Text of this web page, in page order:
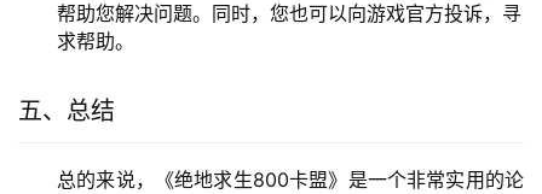
帮助您解决问题。同时，您也可以向游戏官方投诉，寻
求帮助。
五、总结
总的来说，《绝地求生800卡盟》是一个非常实用的论